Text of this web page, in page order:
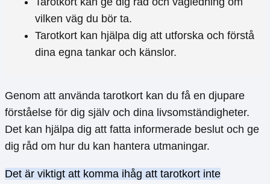
vilken väg du bör ta.
Tarotkort kan hjälpa dig att utforska och förstå
dina egna tankar och känslor.
Genom att använda tarotkort kan du få en djupare
förståelse för dig själv och dina livsomständigheter.
Det kan hjälpa dig att fatta informerade beslut och ge
dig råd om hur du kan hantera utmaningar.
Det är viktigt att komma ihåg att tarotkort inte